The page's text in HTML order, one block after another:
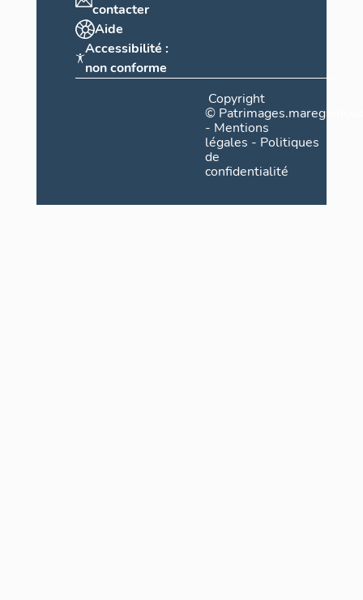
contacter
Aide
Accessibilité :
non conforme
Copyright
©
- Mentions
légales - Politiques
de
confidentialité